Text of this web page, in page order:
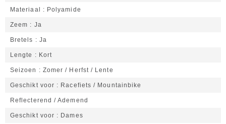
Materiaal Polyamide
Zeem Ja
Bretels Ja
Lengte Kort
Seizoen Zomer / Herfst / Lente
Geschikt voor Racefiets / Mountainbike
Reflecterend / Ademend
Geschikt voor Dames